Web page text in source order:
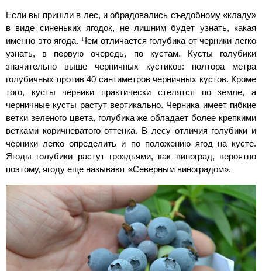
Если вы пришли в лес, и обрадовались съедобному «кладу»
в виде синеньких ягодок, не лишним будет узнать, какая
именно это ягода. Чем отличается голубика от черники легко
узнать, в первую очередь, по кустам. Кусты голубики
значительно выше черничных кустиков: полтора метра
голубичных против 40 сантиметров черничных кустов. Кроме
того, кусты черники практически стелятся по земле, а
черничные кусты растут вертикально. Черника имеет гибкие
ветки зеленого цвета, голубика же обладает более крепкими
ветками коричневатого оттенка. В лесу отличия голубики и
черники легко определить и по положению ягод на кусте.
Ягоды голубики растут гроздьями, как виноград, вероятно
поэтому, ягоду еще называют «Северным виноградом».